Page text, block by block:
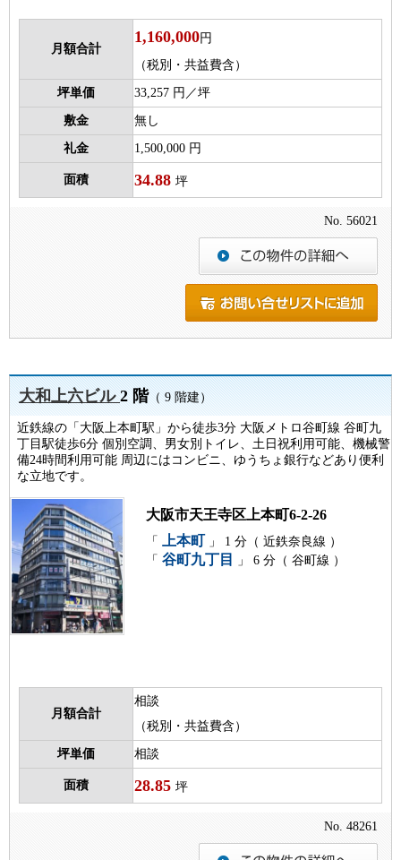
月額合計
1,160,000円
（税別・共益費含）
坪単価 33,257 円／坪
敷金 無し
礼金 1,500,000 円
面積 34.88 坪
No. 56021
大和上六ビル2 階（ 9 階建）
近鉄線の「大阪上本町駅」から徒歩3分 大阪メトロ谷町線 谷町九
丁目駅徒歩6分 個別空調、男女別トイレ、土日祝利用可能、機械警
備24時間利用可能 周辺にはコンビニ、ゆうちょ銀行などあり便利
な立地です。
大阪市天王寺区上本町6-2-26
「 上本町 」 1 分（ 近鉄奈良線 ）
「 谷町九丁目 」 6 分（ 谷町線 ）
月額合計
相談
（税別・共益費含）
坪単価 相談
面積 28.85 坪
No. 48261